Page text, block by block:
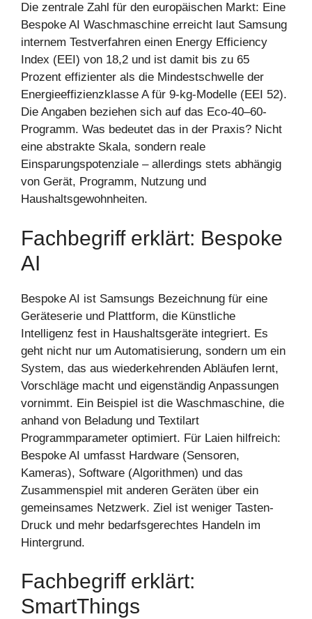
Die zentrale Zahl für den europäischen Markt: Eine
Bespoke AI Waschmaschine erreicht laut Samsung
internem Testverfahren einen Energy Efficiency
Index (EEI) von 18,2 und ist damit bis zu 65
Prozent effizienter als die Mindestschwelle der
Energieeffizienzklasse A für 9-kg-Modelle (EEI 52).
Die Angaben beziehen sich auf das Eco-40–60-
Programm. Was bedeutet das in der Praxis? Nicht
eine abstrakte Skala, sondern reale
Einsparungspotenziale – allerdings stets abhängig
von Gerät, Programm, Nutzung und
Haushaltsgewohnheiten.
Fachbegriff erklärt: Bespoke
AI
Bespoke AI ist Samsungs Bezeichnung für eine
Geräteserie und Plattform, die Künstliche
Intelligenz fest in Haushaltsgeräte integriert. Es
geht nicht nur um Automatisierung, sondern um ein
System, das aus wiederkehrenden Abläufen lernt,
Vorschläge macht und eigenständig Anpassungen
vornimmt. Ein Beispiel ist die Waschmaschine, die
anhand von Beladung und Textilart
Programmparameter optimiert. Für Laien hilfreich:
Bespoke AI umfasst Hardware (Sensoren,
Kameras), Software (Algorithmen) und das
Zusammenspiel mit anderen Geräten über ein
gemeinsames Netzwerk. Ziel ist weniger Tasten-
Druck und mehr bedarfsgerechtes Handeln im
Hintergrund.
Fachbegriff erklärt:
SmartThings